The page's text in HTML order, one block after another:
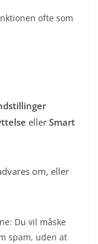
ofte som
eller Smart
om, eller
Du vil måske
spam, uden at